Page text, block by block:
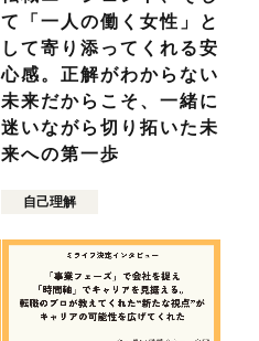
て「一人の働く女性」と
して寄り添ってくれる安
心感。正解がわからない
未来だからこそ、一緒に
迷いながら切り拓いた未
来への第一歩
自己理解